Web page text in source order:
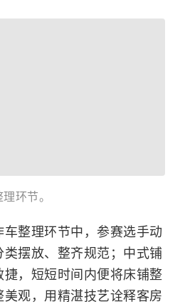
环节。
整理环节中，参赛选手动
摆放、整齐规范；中式铺
，短短时间内便将床铺整
观，用精湛技艺诠释客房